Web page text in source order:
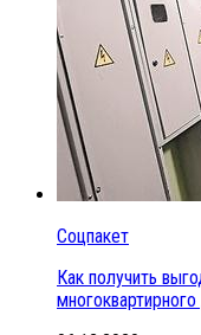
Соцпакет
Как получить